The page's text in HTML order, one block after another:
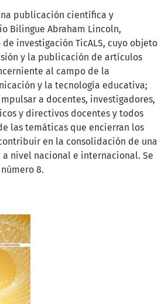
publicación científica y
Bilingue Abraham Lincoln,
investigación TicALS, cuyo objeto
y la publicación de artículos
al campo de la
y la tecnología educativa;
a docentes, investigadores,
y directivos docentes y todos
las temáticas que encierran los
en la consolidación de una
nivel nacional e internacional. Se
8.